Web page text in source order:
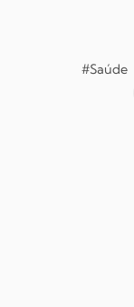
#Saúde